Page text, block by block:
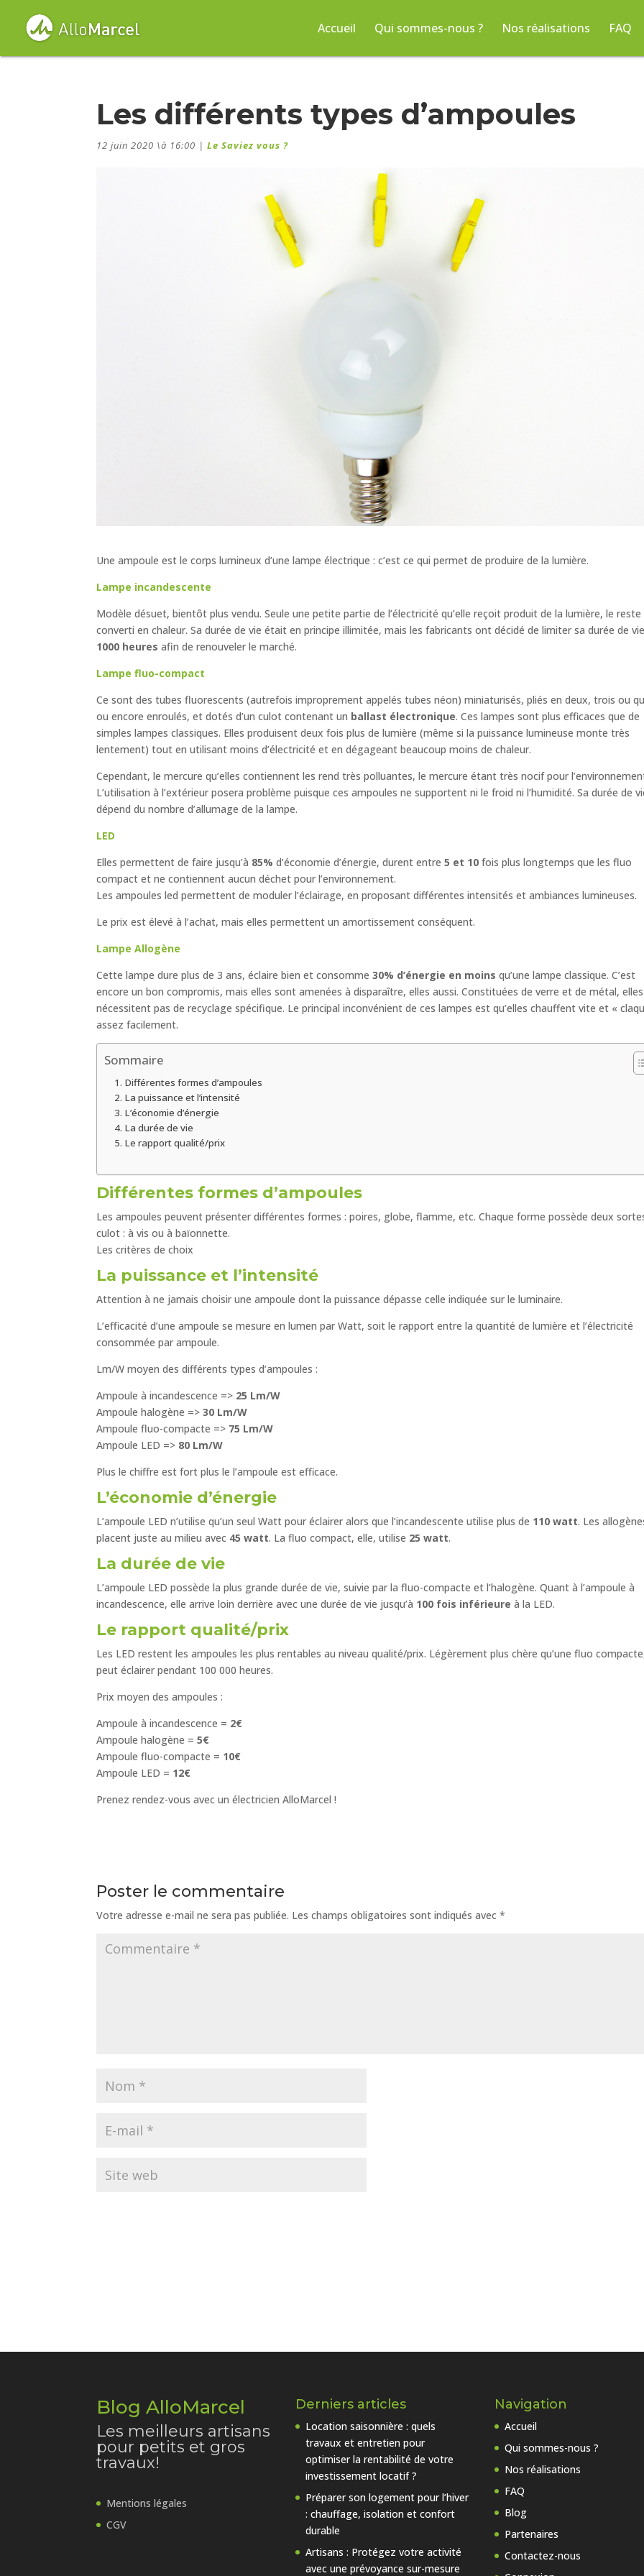
Accueil Qui sommes-nous ? Nos réalisations FAQ
Les différents types d’ampoules
12 juin 2020 \à 16:00 |Le Saviez vous ?
Une ampoule est le corps lumineux d’une lampe électrique : c’est ce qui permet de produire de la lumière.
Lampe incandescente
Modèle désuet, bientôt plus vendu. Seule une petite partie de l’électricité qu’elle reçoit produit de la lumière, le
converti en chaleur. Sa durée de vie était en principe illimitée, mais les fabricants ont décidé de limiter sa durée de
1000 heures afin de renouveler le marché.
Lampe fluo-compact
Ce sont des tubes fluorescents (autrefois improprement appelés tubes néon) miniaturisés, pliés en deux, trois ou
ou encore enroulés, et dotés d’un culot contenant un ballast électronique. Ces lampes sont plus efficaces que de
simples lampes classiques. Elles produisent deux fois plus de lumière (même si la puissance lumineuse monte très
lentement) tout en utilisant moins d’électricité et en dégageant beaucoup moins de chaleur.
Cependant, le mercure qu’elles contiennent les rend très polluantes, le mercure étant très nocif pour
L’utilisation à l’extérieur posera problème puisque ces ampoules ne supportent ni le froid ni l’humidité. Sa durée de
dépend du nombre d’allumage de la lampe.
LED
Elles permettent de faire jusqu’à 85% d’économie d’énergie, durent entre5 et 10 fois plus longtemps que les fluo
compact et ne contiennent aucun déchet pour l’environnement.
Les ampoules led permettent de moduler l’éclairage, en proposant différentes intensités et ambiances lumineuses.
Le prix est élevé à l’achat, mais elles permettent un amortissement conséquent.
Lampe Allogène
Cette lampe dure plus de 3 ans, éclaire bien et consomme30% d’énergie en moins qu’une lampe classique. C’est
encore un bon compromis, mais elles sont amenées à disparaître, elles aussi. Constituées de verre et de métal,
nécessitent pas de recyclage spécifique. Le principal inconvénient de ces lampes est qu’elles chauffent vite et «
assez facilement.
Sommaire
Différentes formes d’ampoules
La puissance et l’intensité
L’économie d’énergie
La durée de vie
Le rapport qualité/prix
Différentes formes d’ampoules
Les ampoules peuvent présenter différentes formes : poires, globe, flamme, etc. Chaque forme possède deux
culot : à vis ou à baïonnette.
Les critères de choix
La puissance et l’intensité
Attention à ne jamais choisir une ampoule dont la puissance dépasse celle indiquée sur le luminaire.
L’efficacité d’une ampoule se mesure en lumen par Watt, soit le rapport entre la quantité de lumière et l’électricité
consommée par ampoule.
Lm/W moyen des différents types d’ampoules :
Ampoule à incandescence => 25 Lm/W
Ampoule halogène =>30 Lm/W
Ampoule fluo-compacte => 75 Lm/W
Ampoule LED => 80 Lm/W
Plus le chiffre est fort plus le l’ampoule est efficace.
L’économie d’énergie
L’ampoule LED n’utilise qu’un seul Watt pour éclairer alors que l’incandescente utilise plus de 110 watt. Les
placent juste au milieu avec 45 watt. La fluo compact, elle, utilise 25 watt.
La durée de vie
L’ampoule LED possède la plus grande durée de vie, suivie par la fluo-compacte et l’halogène. Quant à l’ampoule à
incandescence, elle arrive loin derrière avec une durée de vie jusqu’à 100 fois inférieure à la LED.
Le rapport qualité/prix
Les LED restent les ampoules les plus rentables au niveau qualité/prix. Légèrement plus chère qu’une fluo
peut éclairer pendant 100 000 heures.
Prix moyen des ampoules :
Ampoule à incandescence = 2€
Ampoule halogène =5€
Ampoule fluo-compacte = 10€
Ampoule LED = 12€
Prenez rendez-vous avec un électricien AlloMarcel !
Poster le commentaire
Votre adresse e-mail ne sera pas publiée. Les champs obligatoires sont indiqués avec*
Blog AlloMarcel
Les meilleurs artisans
pour petits et gros
travaux!
Mentions légales
CGV
Derniers articles
Location saisonnière : quels
travaux et entretien pour
optimiser la rentabilité de votre
investissement locatif ?
Préparer son logement pour l’hiver
: chauffage, isolation et confort
durable
Artisans : Protégez votre activité
avec une prévoyance sur-mesure
Navigation
Accueil
Qui sommes-nous ?
Nos réalisations
FAQ
Blog
Partenaires
Contactez-nous